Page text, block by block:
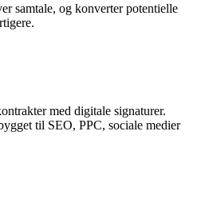
samtale, og konverter potentielle
med digitale signaturer.
til SEO, PPC, sociale medier